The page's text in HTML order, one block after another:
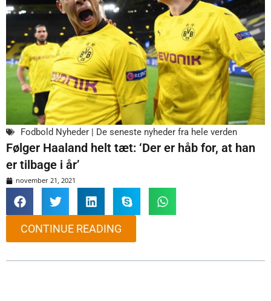
Fodbold Nyheder | De seneste nyheder fra hele verden
Følger Haaland helt tæt: ‘Der er håb for, at han
er tilbage i år’
november 21, 2021
CONTINUE READING